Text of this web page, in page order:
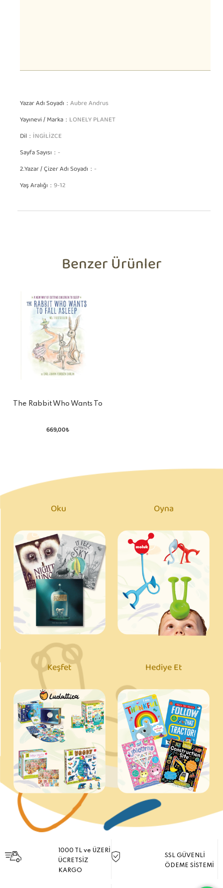
Yazar Adı Soyadı Aubre Andrus
Yayınevi / Marka LONELY PLANET
Dil İNGİLİZCE
Sayfa Sayısı -
2.Yazar / Çizer Adı Soyadı -
Yaş Aralığı 9-12
Benzer Ürünler
The Rabbit Who Wants To
669,00₺
Oku Oyna
Keşfet Hediye Et
1000 TL ve ÜZERİ
ÜCRETSİZ
KARGO
SSL GÜVENLİ
ÖDEME SİSTEMİ